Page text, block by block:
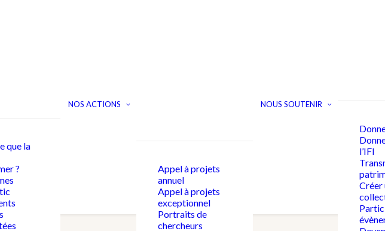
que la
?
NOS ACTIONS
Appel à projets
annuel
Appel à projets
exceptionnel
Portraits de
chercheurs
NOUS SOUTENIR
l’IFI
Créer